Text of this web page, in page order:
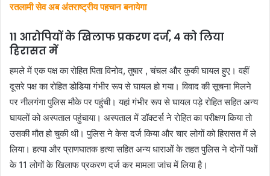
रतलामी सेव अब अंतराष्ट्रीय पहचान बनायेगा
11 आरोपियों के खिलाफ प्रकरण दर्ज, 4 को लिया
हिरासत में
हमले में एक पक्ष का रोहित पिता विनोद, तुषार , चंचल और कुकी घायल हुए। वहीं
दूसरे पक्ष का रोहित डोडिया गंभीर रूप से घायल हो गया। विवाद की सूचना मिलने
पर नीलगंगा पुलिस मौके पर पहुंची। यहां गंभीर रूप से घायल पड़े रोहित सहित अन्य
घायलों को अस्पताल पहुंचाया। अस्पताल में डॉक्टर्स ने रोहित का परीक्षण किया तो
उसकी मौत हो चुकी थी। पुलिस ने केस दर्ज किया और चार लोगों को हिरासत में ले
लिया। हत्या और प्राणघातक हत्या सहित अन्य धाराओं के तहत पुलिस ने दोनों पक्षों
के 11 लोगों के खिलाफ प्रकरण दर्ज कर मामला जांच में लिया है।